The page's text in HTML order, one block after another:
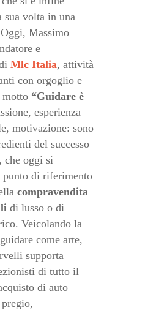
sua volta in una
Massimo
e
diMlc Italia, attività
con orgoglio e
motto “Guidare è
esperienza
motivazione: sono
del successo
oggi si
punto di riferimento
compravendita
di lusso o di
Veicolando la
come arte,
supporta
di tutto il
di auto